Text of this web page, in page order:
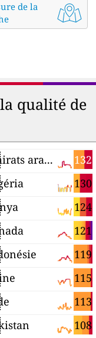
de la
qualité de
132
Émirats arabes unis
130
124
121
119
115
113
108